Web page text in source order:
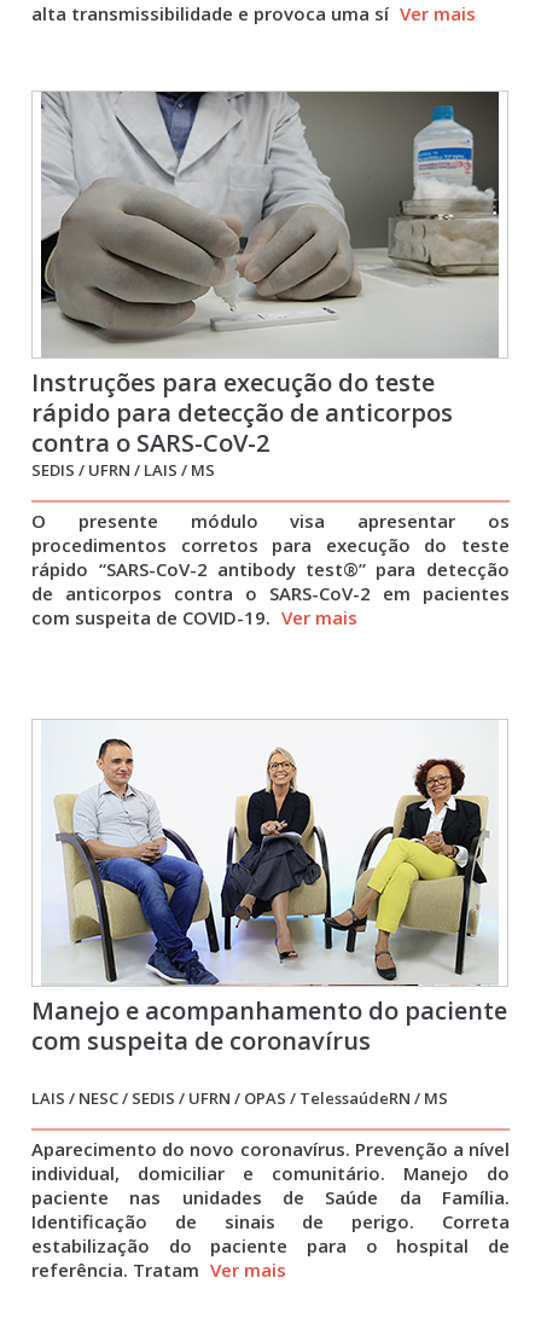
alta transmissibilidade e provoca uma sí Ver mais
Instruções para execução do teste
rápido para detecção de anticorpos
contra o SARS-CoV-2
SEDIS / UFRN / LAIS / MS
O presente módulo visa apresentar os
procedimentos corretos para execução do teste
rápido “SARS-CoV-2 antibody test®” para detecção
de anticorpos contra o SARS-CoV-2 em pacientes
com suspeita de COVID-19. Ver mais
Manejo e acompanhamento do paciente
com suspeita de coronavírus
LAIS / NESC / SEDIS / UFRN / OPAS / TelessaúdeRN / MS
Aparecimento do novo coronavírus. Prevenção a nível
individual, domiciliar e comunitário. Manejo do
paciente nas unidades de Saúde da Família.
Identificação de sinais de perigo. Correta
estabilização do paciente para o hospital de
referência. Tratam Ver mais